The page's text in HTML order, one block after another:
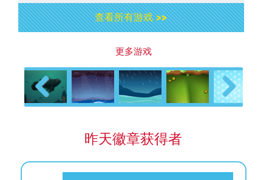
查看所有游戏 >>
更多游戏
Previous Next
昨天徽章获得者